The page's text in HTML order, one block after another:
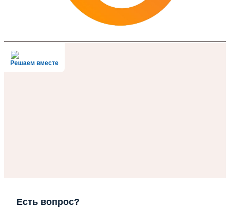
Решаем вместе
Есть вопрос?